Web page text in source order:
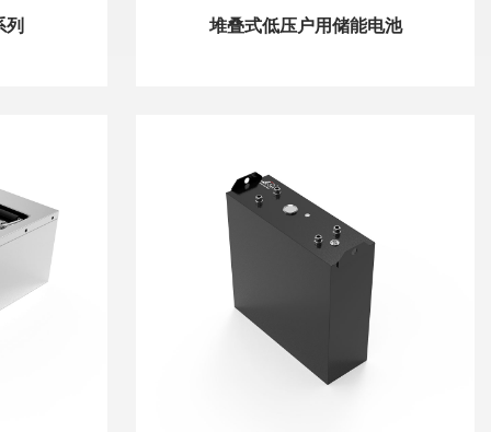
列 堆叠式低压户用储能电池